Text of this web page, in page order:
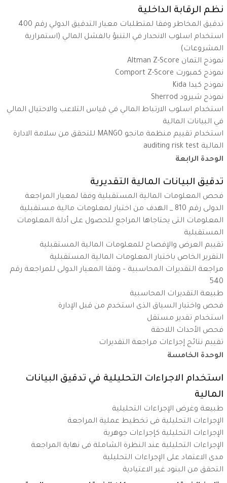
نظم الرقابة الداخلية
تدقيق المخاطر وفقا لمتطلبات معيار التدقيق الدولي رقم 400
استخدام اسلوب الانحدار في التنبؤ بالفشل المالي (استمرارية
المشروعات)
نموذج التمان Altman Z-Score
نموذج كمبورت Comport Z-Score
نموذج كيدا Kida
نموذج شيرود Sherrod
استخدام اسلوب الارتباط المالي في قياس التلاعب والاحتيال المالي
في البيانات المالية
استخدام تقييم منظمة مانجو MANGO للتحقق من سلامة الادارة
الماليةauditing risk test
الوحدة الرابعة
تدقيق البيانات المالية التقديرية
فحص المعلومات المالية المستقبلية وفقا لمعيار المراجعة
الدولى رقم 810 _ الهدف من اختبار لمعلومات مالية مستقبلية
المعلومات التى يحتاجاها المراجع للحصول على أدلة المعلومات
المستقبلية
تقييم العرض والإفصاح للمعلومات المالية المستقبلية
التقرير الخاص باختبار المعلومات المالية المستقبلية
مراجعة التقديرات المحاسبية – وفقا المعيار الدولى للمراجعة رقم
540
طبيعة التقديرات المحاسبية
فحص واختبار السياق الذى استخدم من قبل الإدارة
استخدام تقدير مستقل
فحص الأحداث اللاحقة
تقييم نتائج إجراءات مراجعة التقديرات
الوحدة الخامسة
استخدام الاجراءات التحليلية في تدقيق البيانات
المالية
طبيعة وغرض الإجراءات التحليلية
الإجراءات التحليلية فى تخطيط عملية المراجعة
الإجراءات التحليلية كإجراءات جوهرية
الإجراءات التحليلية عند النظرة الشاملة فى نهاية المراجعة
مدى الاعتماد على الإجراءات التحليلية
التحقق من البنود غير الاعتيادية